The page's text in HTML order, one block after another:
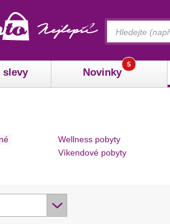
slevy Novinky
5
Wellness pobyty
Víkendové pobyty